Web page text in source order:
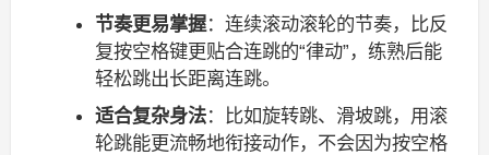
节奏更易掌握：连续滚动滚轮的节奏，比反
复按空格键更贴合连跳的“律动”，练熟后能
轻松跳出长距离连跳。
适合复杂身法：比如旋转跳、滑坡跳，用滚
轮跳能更流畅地衔接动作，不会因为按空格